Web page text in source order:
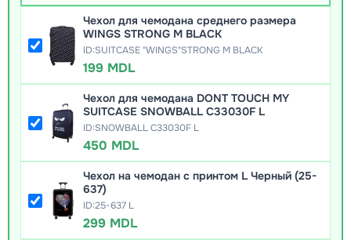
Чехол для чемодана среднего размера
WINGS STRONG M BLACK
ID:SUITCASE "WINGS"STRONG M BLACK
199 MDL
Чехол для чемодана DONT TOUCH MY
SUITCASE SNOWBALL C33030F L
ID:SNOWBALL C33030F L
450 MDL
Чехол на чемодан с принтом L Черный (25-
637)
ID:25-637 L
299 MDL